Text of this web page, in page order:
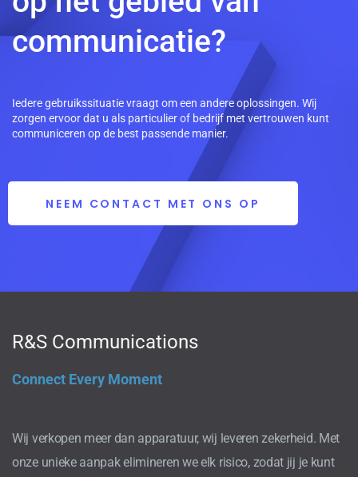
communicatie?
Iedere gebruikssituatie vraagt om een andere oplossingen. Wij
zorgen ervoor dat u als particulier of bedrijf met vertrouwen kunt
communiceren op de best passende manier.
NEEM CONTACT MET ONS OP
R&S Communications
Connect Every Moment
Wij verkopen meer dan apparatuur, wij leveren zekerheid. Met
onze unieke aanpak elimineren we elk risico, zodat jij je kunt